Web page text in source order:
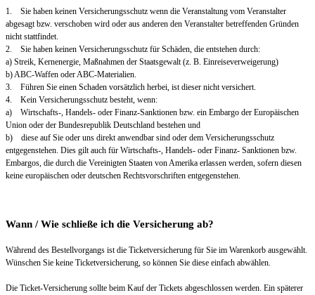
1. Sie haben keinen Versicherungsschutz wenn die Veranstaltung vom Veranstalter
abgesagt bzw. verschoben wird oder aus anderen den Veranstalter betreffenden Gründen
nicht stattfindet.
2. Sie haben keinen Versicherungsschutz für Schäden, die entstehen durch:
a) Streik, Kernenergie, Maßnahmen der Staatsgewalt (z. B. Einreiseverweigerung)
b) ABC-Waffen oder ABC-Materialien.
3. Führen Sie einen Schaden vorsätzlich herbei, ist dieser nicht versichert.
4. Kein Versicherungsschutz besteht, wenn:
a) Wirtschafts-, Handels- oder Finanz-Sanktionen bzw. ein Embargo der Europäischen
Union oder der Bundesrepublik Deutschland bestehen und
b) diese auf Sie oder uns direkt anwendbar sind oder dem Versicherungsschutz
entgegenstehen. Dies gilt auch für Wirtschafts-, Handels- oder Finanz- Sanktionen bzw.
Embargos, die durch die Vereinigten Staaten von Amerika erlassen werden, sofern diesen
keine europäischen oder deutschen Rechtsvorschriften entgegenstehen.
Wann / Wie schließe ich die Versicherung ab?
Während des Bestellvorgangs ist die Ticketversicherung für Sie im Warenkorb ausgewählt.
Wünschen Sie keine Ticketversicherung, so können Sie diese einfach abwählen.
Die Ticket-Versicherung sollte beim Kauf der Tickets abgeschlossen werden. Ein späterer